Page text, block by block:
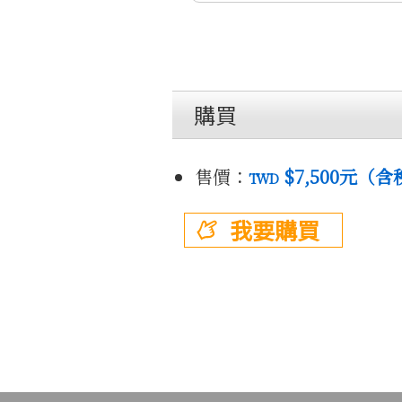
購買
售價： TWD $7,500元（含
我要購買